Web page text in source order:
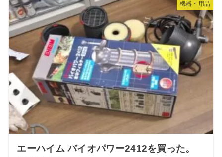
機器・用品
エーハイム バイオパワー2412を買った。